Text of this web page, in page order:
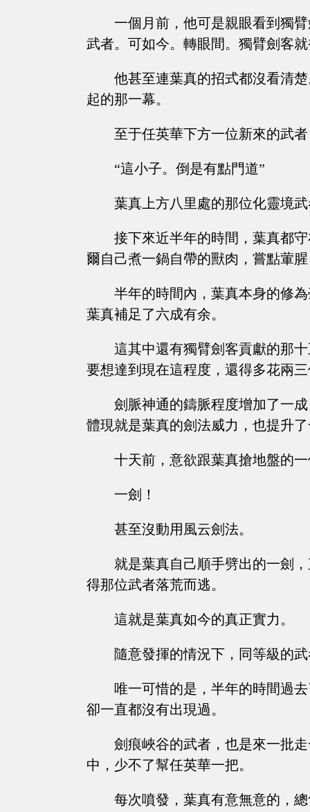
一個月前，他可是親眼看到獨
武者。可如今。轉眼間。獨臂劍客
他甚至連葉真的招式都沒看清
起的那一幕。
至于任英華下方一位新來的武
“這小子。倒是有點門道”
葉真上方八里處的那位化靈境
接下來近半年的時間，葉真都
爾自己煮一鍋自帶的獸肉，嘗點葷
半年的時間內，葉真本身的修
葉真補足了六成有余。
這其中還有獨臂劍客貢獻的那
要想達到現在這程度，還得多花兩
劍脈神通的鑄脈程度增加了一
體現就是葉真的劍法威力，也提升
十天前，意欲跟葉真搶地盤的
一劍！
甚至沒動用風云劍法。
就是葉真自己順手劈出的一劍
得那位武者落荒而逃。
這就是葉真如今的真正實力。
隨意發揮的情況下，同等級的
唯一可惜的是，半年的時間過
卻一直都沒有出現過。
劍痕峽谷的武者，也是來一批
中，少不了幫任英華一把。
每次噴發，葉真有意無意的，